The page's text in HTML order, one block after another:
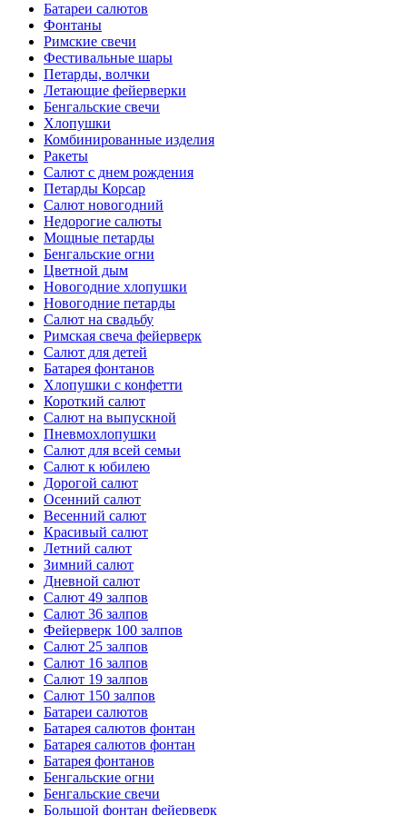
Батареи салютов
Фонтаны
Римские свечи
Фестивальные шары
Петарды, волчки
Летающие фейерверки
Бенгальские свечи
Хлопушки
Комбинированные изделия
Ракеты
Салют с днем рождения
Петарды Корсар
Салют новогодний
Недорогие салюты
Мощные петарды
Бенгальские огни
Цветной дым
Новогодние хлопушки
Новогодние петарды
Салют на свадьбу
Римская свеча фейерверк
Салют для детей
Батарея фонтанов
Хлопушки с конфетти
Короткий салют
Салют на выпускной
Пневмохлопушки
Салют для всей семьи
Салют к юбилею
Дорогой салют
Осенний салют
Весенний салют
Красивый салют
Летний салют
Зимний салют
Дневной салют
Салют 49 залпов
Салют 36 залпов
Фейерверк 100 залпов
Салют 25 залпов
Салют 16 залпов
Салют 19 залпов
Салют 150 залпов
Батареи салютов
Батарея салютов фонтан
Батарея салютов фонтан
Батарея фонтанов
Бенгальские огни
Бенгальские свечи
Большой фонтан фейерверк